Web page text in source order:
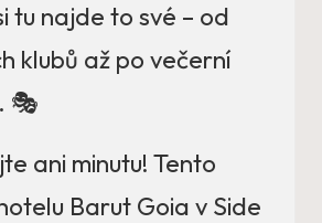
tu najde to své – od
klubů až po večerní
🎭
ani minutu! Tento
Barut Goia v Side